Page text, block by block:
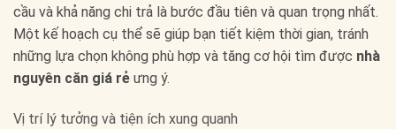
cầu và khả năng chi trả là bước đầu tiên và quan trọng nhất.
Một kế hoạch cụ thể sẽ giúp bạn tiết kiệm thời gian, tránh
những lựa chọn không phù hợp và tăng cơ hội tìm được nhà
nguyên căn giá rẻ ưng ý.
Vị trí lý tưởng và tiện ích xung quanh